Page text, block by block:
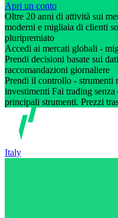
Apri un conto
Oltre 20 anni di attività sui
moderni e migliaia di clienti
pluripremiato
Accedi ai mercati globali -
Prendi decisioni basate sui
raccomandazioni giornaliere
Prendi il controllo - strumenti
investimenti Fai trading
principali strumenti. Prezzi
Italy